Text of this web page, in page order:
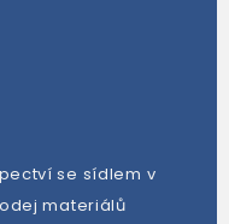
se sídlem v
materiálů